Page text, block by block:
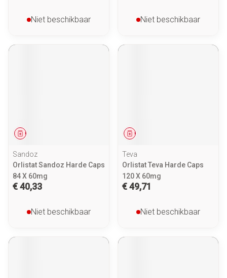
Niet beschikbaar Niet beschikbaar
Geneesmiddel
Sandoz
Orlistat Sandoz Harde Caps
84 X 60mg
€ 40,33
Niet beschikbaar
Geneesmiddel
Teva
Orlistat Teva Harde Caps
120 X 60mg
€ 49,71
Niet beschikbaar